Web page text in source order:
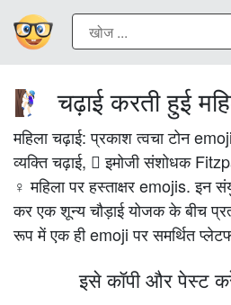
🧗🏻‍♀️ चढ़ाई करती हुई
महिला चढ़ाई: प्रकाश त्वचा टोन
व्यक्ति चढ़ाई, 🏻 इमोजी संशोधक
♀ महिला पर हस्ताक्षर emojis. इन
कर एक शून्य चौड़ाई योजक के बीच
रूप में एक ही emoji पर समर्थित
इसे कॉपी और पेस्ट